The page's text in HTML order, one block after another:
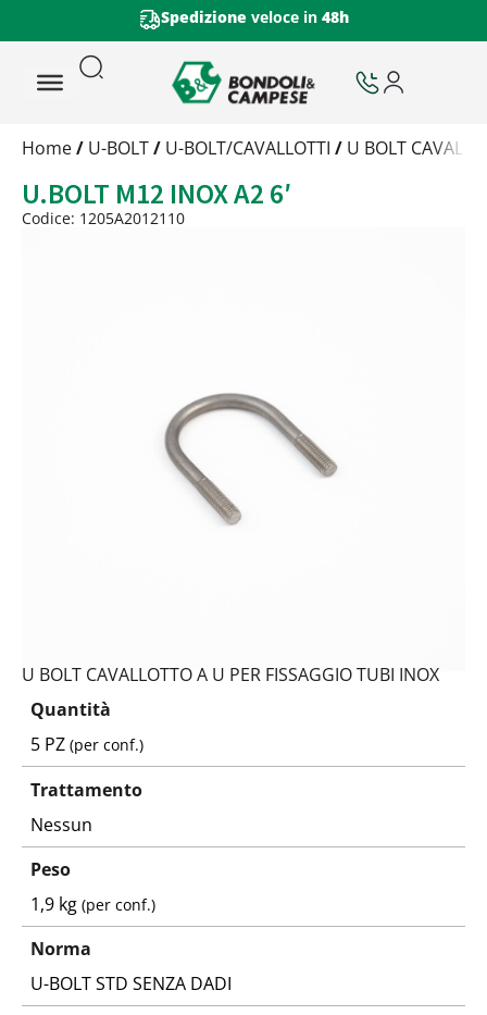
Spedizione veloce in 48h
Trattamento
Peso
Quantità
Home/ U-BOLT/ U-BOLT/CAVALLOTTI / U BOLT
U.BOLT M12 INOX A2 6′
Codice: 1205A2012110
U BOLT CAVALLOTTO A U PER FISSAGGIO TUBI INOX
Quantità
5 PZ(per conf.)
Trattamento
Nessun
Peso
1,9 kg(per conf.)
Norma
U-BOLT STD SENZA DADI